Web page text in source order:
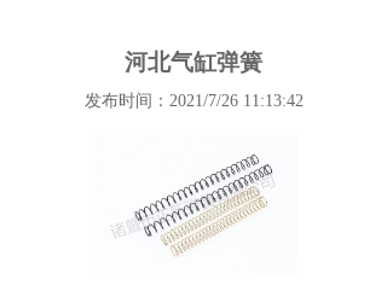
河北气缸弹簧
发布时间：2021/7/26 11:13:42